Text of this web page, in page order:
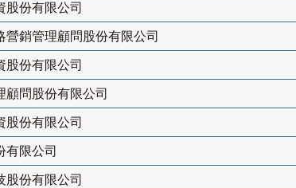
股份有限公司
營銷管理顧問股份有限公司
股份有限公司
顧問股份有限公司
股份有限公司
有限公司
股份有限公司